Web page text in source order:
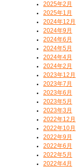
2025年2月
2025年1月
2024年12月
2024年9月
2024年6月
2024年5月
2024年4月
2024年2月
2023年12月
2023年7月
2023年6月
2023年5月
2023年3月
2022年12月
2022年10月
2022年9月
2022年6月
2022年5月
2022年4月